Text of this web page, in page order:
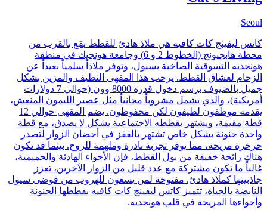
Seoul
كاتس ليفينج كات كافيه هي ملاذ هادئ للقطط يقع بالقرب من
محطة هابجيونج (الخطوط 2 و 6) وجامعة هونجيك في منطقة
هونجديه التسوقية الصاخبة بسيول، وتوفر ملاذاً سلمياً بعيداً عن
الزحام لعشاق القطط. يرحب هذا المقهى النظيف والمزين بشكل
جميل بالضيوف برسم دخول قدره 8000 وون (حوالي 7 دولارات
أمريكية)، والذي يشمل مشروباً مجانياً مثل عصير الليمون المنعش،
يقدمه موظفون لطيفون لكن محفوظون. يضم المقهى حوالي 12
قطة مقيمة، ويشتهر بقططه الاجتماعية بشكل لا يصدق، مع قطة
واحدة حنونة بشكل خاص تشتهر بالقفز في أحضان الزوار لتصدر
خرخرة مريحة، مما يوفر تجربة نادرة وملهمة للروح. بينما قد تكون
هناك رائحة خفيفة من بول القطط، فإن الأجواء الهادئة والحميمية،
غالباً ما تكون مشتركة مع عدد قليل من الزوار الآخرين، تعزز
جاذبيتها كملاذ هادئ. مفتوحة لمن يسعون للهروب من فوضى سيول
النابضة بالحياة، تتميز كاتس ليفينج كات كافيه بقططها الحنونة
وأجواءها المريحة في قلب هونجديه.